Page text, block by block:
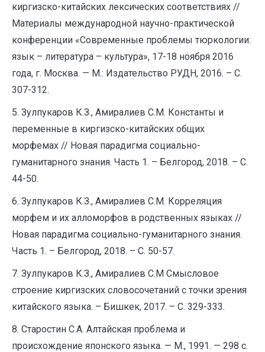
киргизско-китайских лексических соответствиях //
Материалы международной научно-практической
конференции «Современные проблемы тюркологии:
язык – литература – культура», 17-18 ноября 2016
года, г. Москва. — М.: Издательство РУДН, 2016. – С.
307-312.
5. Зулпукаров К.З., Амиралиев С.М. Константы и
переменные в киргизско-китайских общих
морфемах // Новая парадигма социально-
гуманитарного знания. Часть 1. – Белгород, 2018. – С.
44-50.
6. Зулпукаров К.З., Амиралиев С.М. Корреляция
морфем и их алломорфов в родственных языках //
Новая парадигма социально-гуманитарного знания.
Часть 1. – Белгород, 2018. – С. 50-57.
7. Зулпукаров К.З., Амиралиев С.М Смысловое
строение киргизских словосочетаний с точки зрения
китайского языка. – Бишкек, 2017. – С. 329-333.
8. Старостин С.А. Алтайская проблема и
происхождение японского языка. — М., 1991. — 298 с.